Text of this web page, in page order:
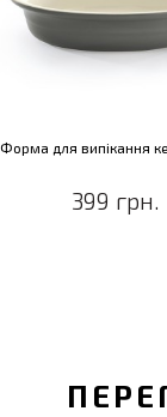
399 грн.